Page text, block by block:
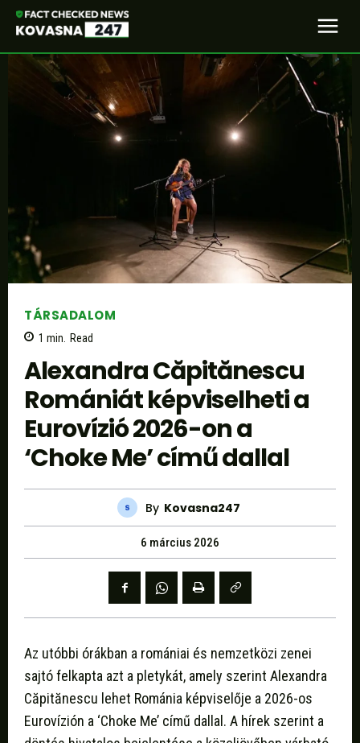
TÁRSADALOM
1 min. Read
Alexandra Căpitănescu
Romániát képviselheti a
Eurovízió 2026-on a
‘Choke Me’ című dallal
By Kovasna247
6 március 2026
Az utóbbi órákban a romániai és nemzetközi zenei
sajtó felkapta azt a pletykát, amely szerint Alexandra
Căpitănescu lehet Románia képviselője a 2026-os
Eurovízión a ‘Choke Me’ című dallal. A hírek szerint a